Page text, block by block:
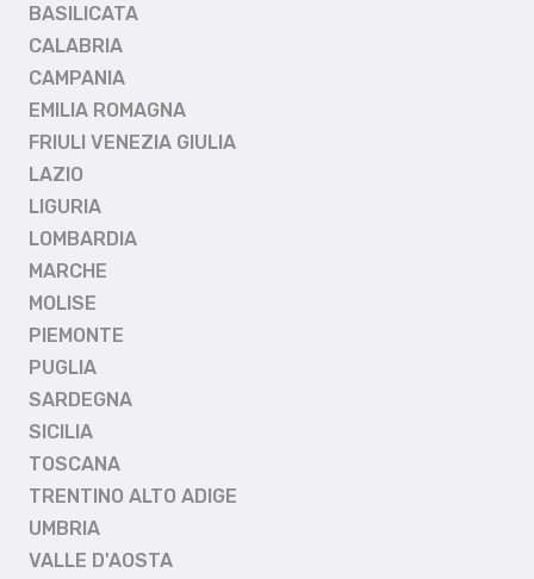
BASILICATA
CALABRIA
CAMPANIA
EMILIA ROMAGNA
FRIULI VENEZIA GIULIA
LAZIO
LIGURIA
LOMBARDIA
MARCHE
MOLISE
PIEMONTE
PUGLIA
SARDEGNA
SICILIA
TOSCANA
TRENTINO ALTO ADIGE
UMBRIA
VALLE D'AOSTA